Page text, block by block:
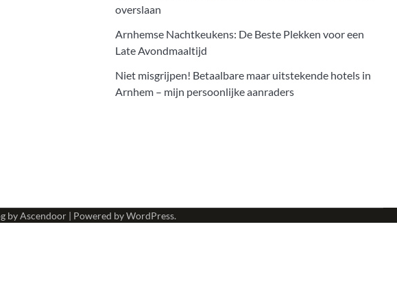
overslaan
Arnhemse Nachtkeukens: De Beste Plekken voor een
Late Avondmaaltijd
Niet misgrijpen! Betaalbare maar uitstekende hotels in
Arnhem – mijn persoonlijke aanraders
byAscendoor| Powered byWordPress.